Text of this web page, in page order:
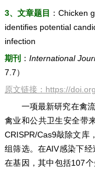
3、文章题目 ：Chicken
identifies potential
infection
期刊 ： International
7.7）
原文链接： https://
一项最新研究在禽
禽业和公共卫生安全带
CRISPR/Cas9敲除文库
组筛选。在AIV感染下
在基因，其中包括107